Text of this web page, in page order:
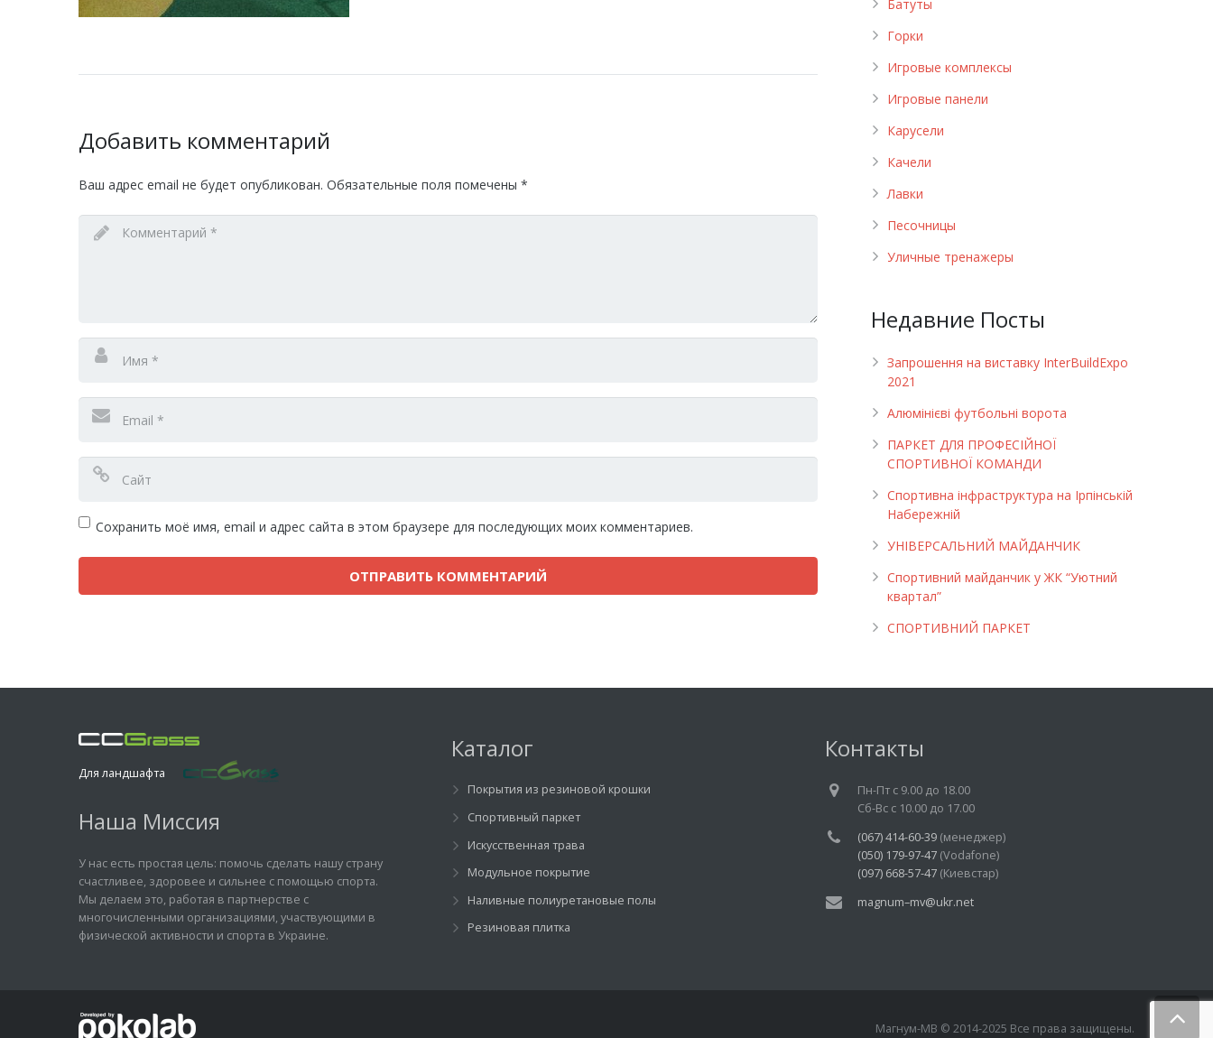
Добавить комментарий
Ваш адрес email не будет опубликован. Обязательные поля помечены *
Сохранить моё имя, email и адрес сайта в этом браузере для последующих моих комментариев.
Батуты
Горки
Игровые комплексы
Игровые панели
Карусели
Качели
Лавки
Песочницы
Уличные тренажеры
Недавние Посты
Запрошення на виставку InterBuildExpo
2021
Алюмінієві футбольні ворота
ПАРКЕТ ДЛЯ ПРОФЕСІЙНОЇ
СПОРТИВНОЇ КОМАНДИ
Спортивна інфраструктура на Ірпінській
Набережній
УНІВЕРСАЛЬНИЙ МАЙДАНЧИК
Cпортивний майданчик у ЖК “Уютний
квартал”
СПОРТИВНИЙ ПАРКЕТ
Для ландшафта
Наша Миссия
У нас есть простая цель: помочь сделать нашу страну
счастливее, здоровее и сильнее с помощью спорта.
Мы делаем это, работая в партнерстве с
многочисленными организациями, участвующими в
физической активности и спорта в Украине.
Каталог
Покрытия из резиновой крошки
Спортивный паркет
Искусственная трава
Модульное покрытие
Наливные полиуретановые полы
Резиновая плитка
Контакты
Пн-Пт c 9.00 до 18.00
Cб-Вс с 10.00 до 17.00
(067) 414-60-39(менеджер)
(050) 179-97-47(Vodafone)
(097) 668-57-47(Киевстар)
magnum–mv@ukr.net
Магнум-МВ © 2014-2025 Все права защищены.